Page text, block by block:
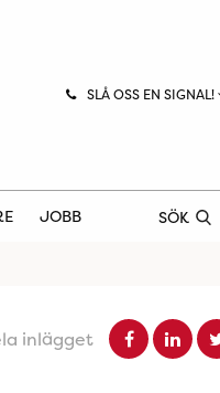
SLÅ OSS EN SIGNAL!
JOBB SÖK
inlägget